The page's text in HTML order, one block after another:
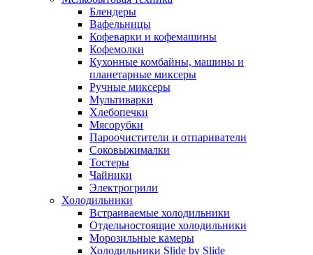
Блендеры
Вафельницы
Кофеварки и кофемашины
Кофемолки
Кухонные комбайны, машины и
планетарные миксеры
Ручные миксеры
Мультиварки
Хлебопечки
Мясорубки
Пароочистители и отпариватели
Соковыжималки
Тостеры
Чайники
Электрогрили
Холодильники
Встраиваемые холодильники
Отдельностоящие холодильники
Морозильные камеры
Холодильники Slide by Slide